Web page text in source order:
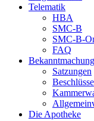
Telematik
HBA
SMC-B
SMC-B-
FAQ
Satzungen
Beschlüsse
Die Apotheke